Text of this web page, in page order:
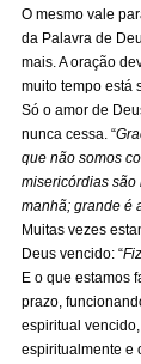
O mesmo vale
da Palavra de
mais. A oração
muito tempo está
Só o amor de
nunca cessa. “
que não somos
misericórdias são
manhã; grande é
Muitas vezes
Deus vencido: “
E o que estamos
prazo,
espiritual
espiritualmente e